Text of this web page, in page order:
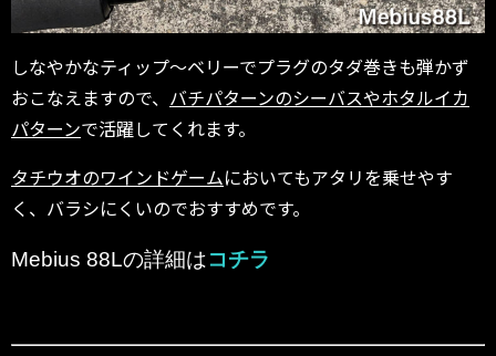
しなやかなティップ～ベリーでプラグのタダ巻きも弾かず
おこなえますので、 バチパターンのシーバスやホタルイカ
パターンで活躍してくれます。
タチウオのワインドゲームにおいてもアタリを乗せやす
く、バラシにくいのでおすすめです。
Mebius 88Lの詳細はコチラ